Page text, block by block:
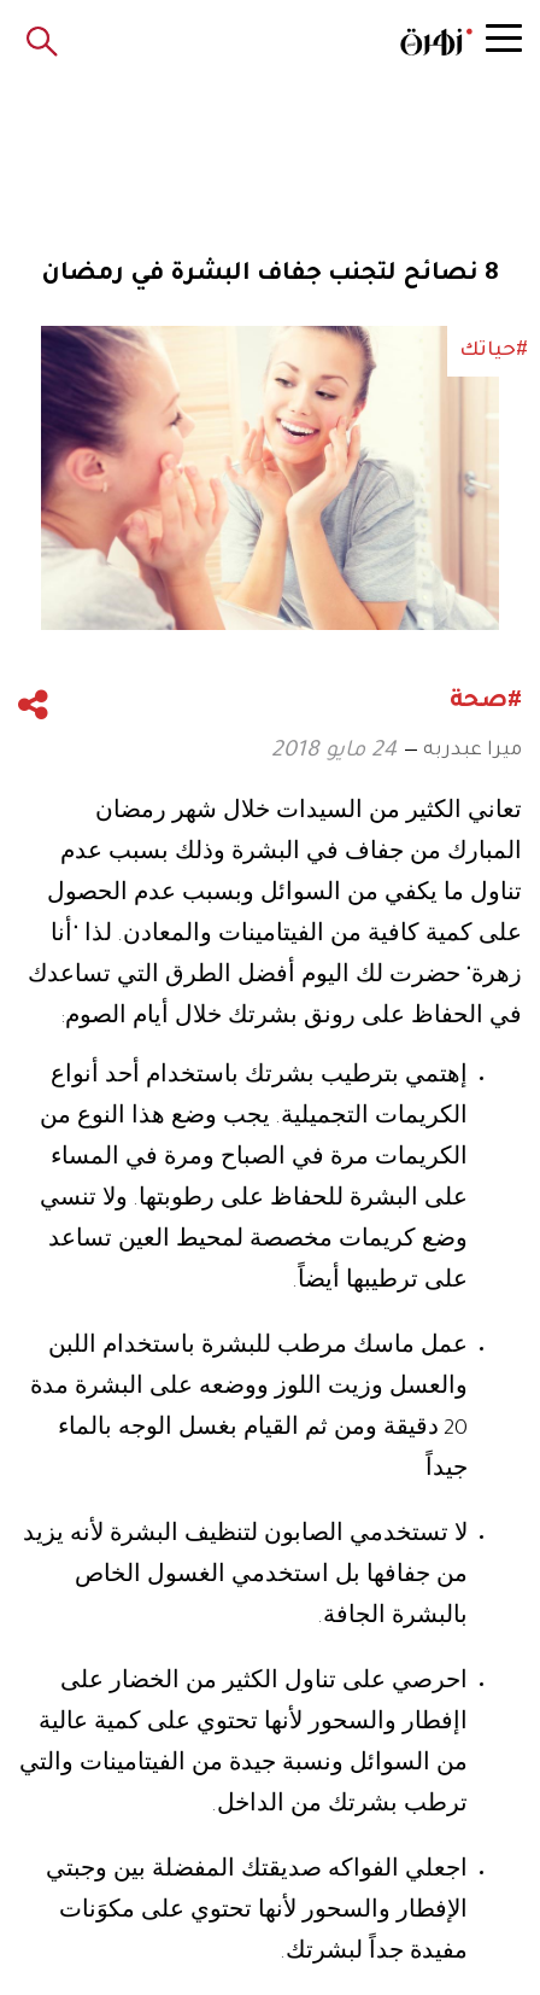
8 نصائح لتجنب جفاف البشرة في رمضان
#حياتك
#صحة
ميرا عبدربه 24 مايو 2018
تعاني الكثير من السيدات خلال شهر رمضان
المبارك من جفاف في البشرة وذلك بسبب عدم
تناول ما يكفي من السوائل وبسبب عدم الحصول
على كمية كافية من الفيتامينات والمعادن. لذا " أنا
زهرة" حضرت لك اليوم أفضل الطرق التي تساعدك
في الحفاظ على رونق بشرتك خلال أيام الصوم:
إهتمي بترطيب بشرتك باستخدام أحد أنواع
الكريمات التجميلية. يجب وضع هذا النوع من
الكريمات مرة في الصباح ومرة في المساء
على البشرة للحفاظ على رطوبتها. ولا تنسي
وضع كريمات مخصصة لمحيط العين تساعد
على ترطيبها أيضاً.
عمل ماسك مرطب للبشرة باستخدام اللبن
والعسل وزيت اللوز ووضعه على البشرة مدة
20 دقيقة ومن ثم القيام بغسل الوجه بالماء
جيداً
لا تستخدمي الصابون لتنظيف البشرة لأنه يزيد
من جفافها بل استخدمي الغسول الخاص
بالبشرة الجافة.
احرصي على تناول الكثير من الخضار على
اإفطار والسحور لأنها تحتوي على كمية عالية
من السوائل ونسبة جيدة من الفيتامينات والتي
ترطب بشرتك من الداخل.
اجعلي الفواكه صديقتك المفضلة بين وجبتي
الإفطار والسحور لأنها تحتوي على مكوَنات
مفيدة جداً لبشرتك.